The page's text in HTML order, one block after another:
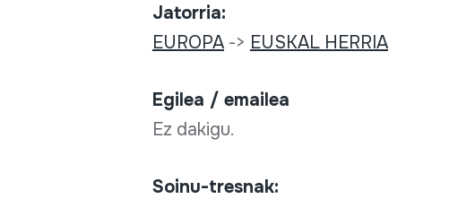
Jatorria:
EUROPA-> EUSKAL HERRIA
Egilea / emailea
Ez dakigu.
Soinu-tresnak: